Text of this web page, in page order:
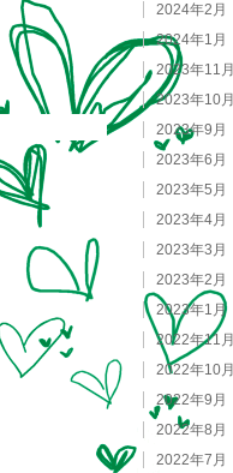
2024年2月
2024年1月
2023年11月
2023年10月
2023年9月
2023年6月
2023年5月
2023年4月
2023年3月
2023年2月
2023年1月
2022年11月
2022年10月
2022年9月
2022年8月
2022年7月